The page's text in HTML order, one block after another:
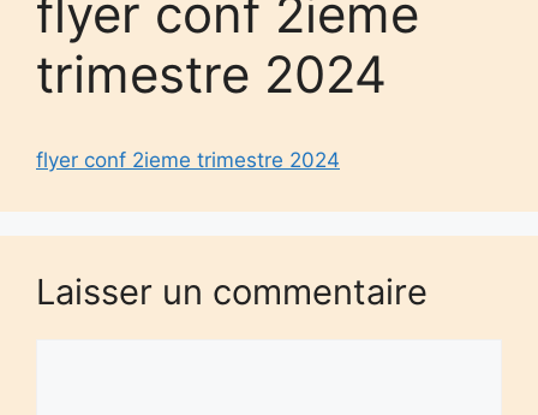
flyer conf 2ieme
trimestre 2024
flyer conf 2ieme trimestre 2024
Laisser un commentaire